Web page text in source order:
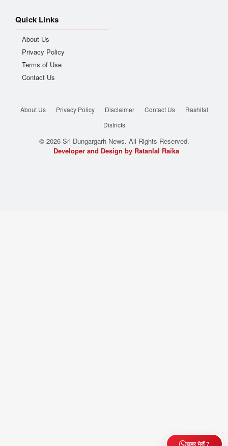
Quick Links
About Us
Privacy Policy
Terms of Use
Contact Us
About Us Privacy Policy Disclaimer Contact Us
Rashifal
Districts
© 2026 Sri Dungargarh News. All Rights Reserved.
Developer and Design by Ratanlal Raika
ख़बर भेजें ?